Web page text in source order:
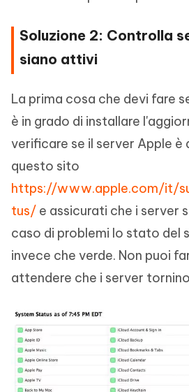
Soluzione 2: Controlla
siano attivi
La prima cosa che devi fare
è in grado di installare
verificare se il server Apple
questo sito
https://www.apple.com/it/
tus/ e assicurati che i server
caso di problemi lo stato del
invece che verde. Non puoi
attendere che i server